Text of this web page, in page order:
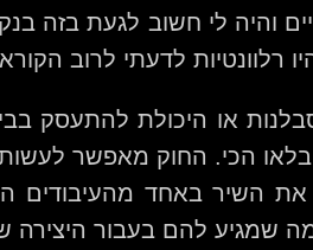
לי חשוב לגעת בזה
רלוונטיות לדעתי לרוב
או היכולת להתעסק
הכי. החוק מאפשר
השיר באחד מהעיבודים
שמגיע להם בעבור היצירה